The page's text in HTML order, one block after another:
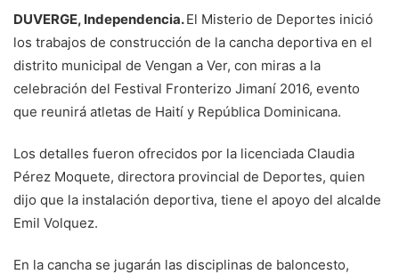
DUVERGE, Independencia.El Misterio de Deportes inició
los trabajos de construcción de la cancha deportiva en el
distrito municipal de Vengan a Ver, con miras a la
celebración del Festival Fronterizo Jimaní 2016, evento
que reunirá atletas de Haití y República Dominicana.
Los detalles fueron ofrecidos por la licenciada Claudia
Pérez Moquete, directora provincial de Deportes, quien
dijo que la instalación deportiva, tiene el apoyo del alcalde
Emil Volquez.
En la cancha se jugarán las disciplinas de baloncesto,